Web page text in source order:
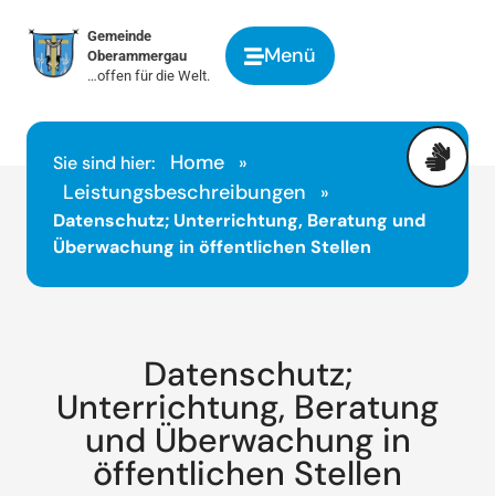
springen
Gemeinde
Oberammergau
…offen für die Welt.
Menü
Sie sind hier: Home »
Leistungsbeschreibungen
»
Datenschutz; Unterrichtung, Beratung und
Überwachung in öffentlichen Stellen
Datenschutz;
Unterrichtung, Beratung
und Überwachung in
öffentlichen Stellen